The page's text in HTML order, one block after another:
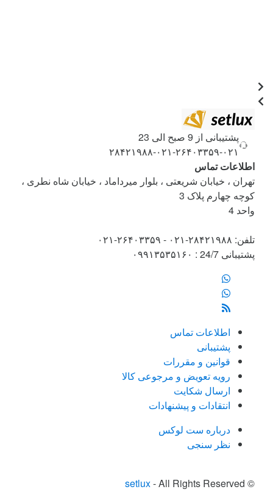
پشتیبانی از 9 صبح الی 23
۰۲۱-۲۶۴۰۳۳۵۹-۰۲۱-۲۸۴۲۱۹۸۸
اطلاعات تماس
تهران ، خیابان شریعتی ، بلوار میرداماد ، خیابان شاه نطری ،
کوچه چهارم پلاک 3
واحد 4
تلفن: ۲۸۴۲۱۹۸۸-۰۲۱ - ۲۶۴۰۳۳۵۹-۰۲۱
پشتیبانی 24/7 : ۰۹۹۱۳۵۳۵۱۶۰
اطلاعات تماس
پشتیبانی
قوانین و مقررات
رویه تعویض و مرجوعی کالا
ارسال شکایت
انتقادات و پیشنهادات
درباره ست لوکس
نظر سنجی
©
setlux- All Rights Reserved